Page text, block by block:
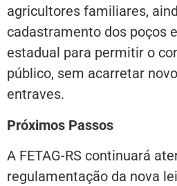
agricultores familiares,
cadastramento dos poços
estadual para permitir o
público, sem acarretar
entraves.
Próximos Passos
A FETAG-RS continuará
regulamentação da nova